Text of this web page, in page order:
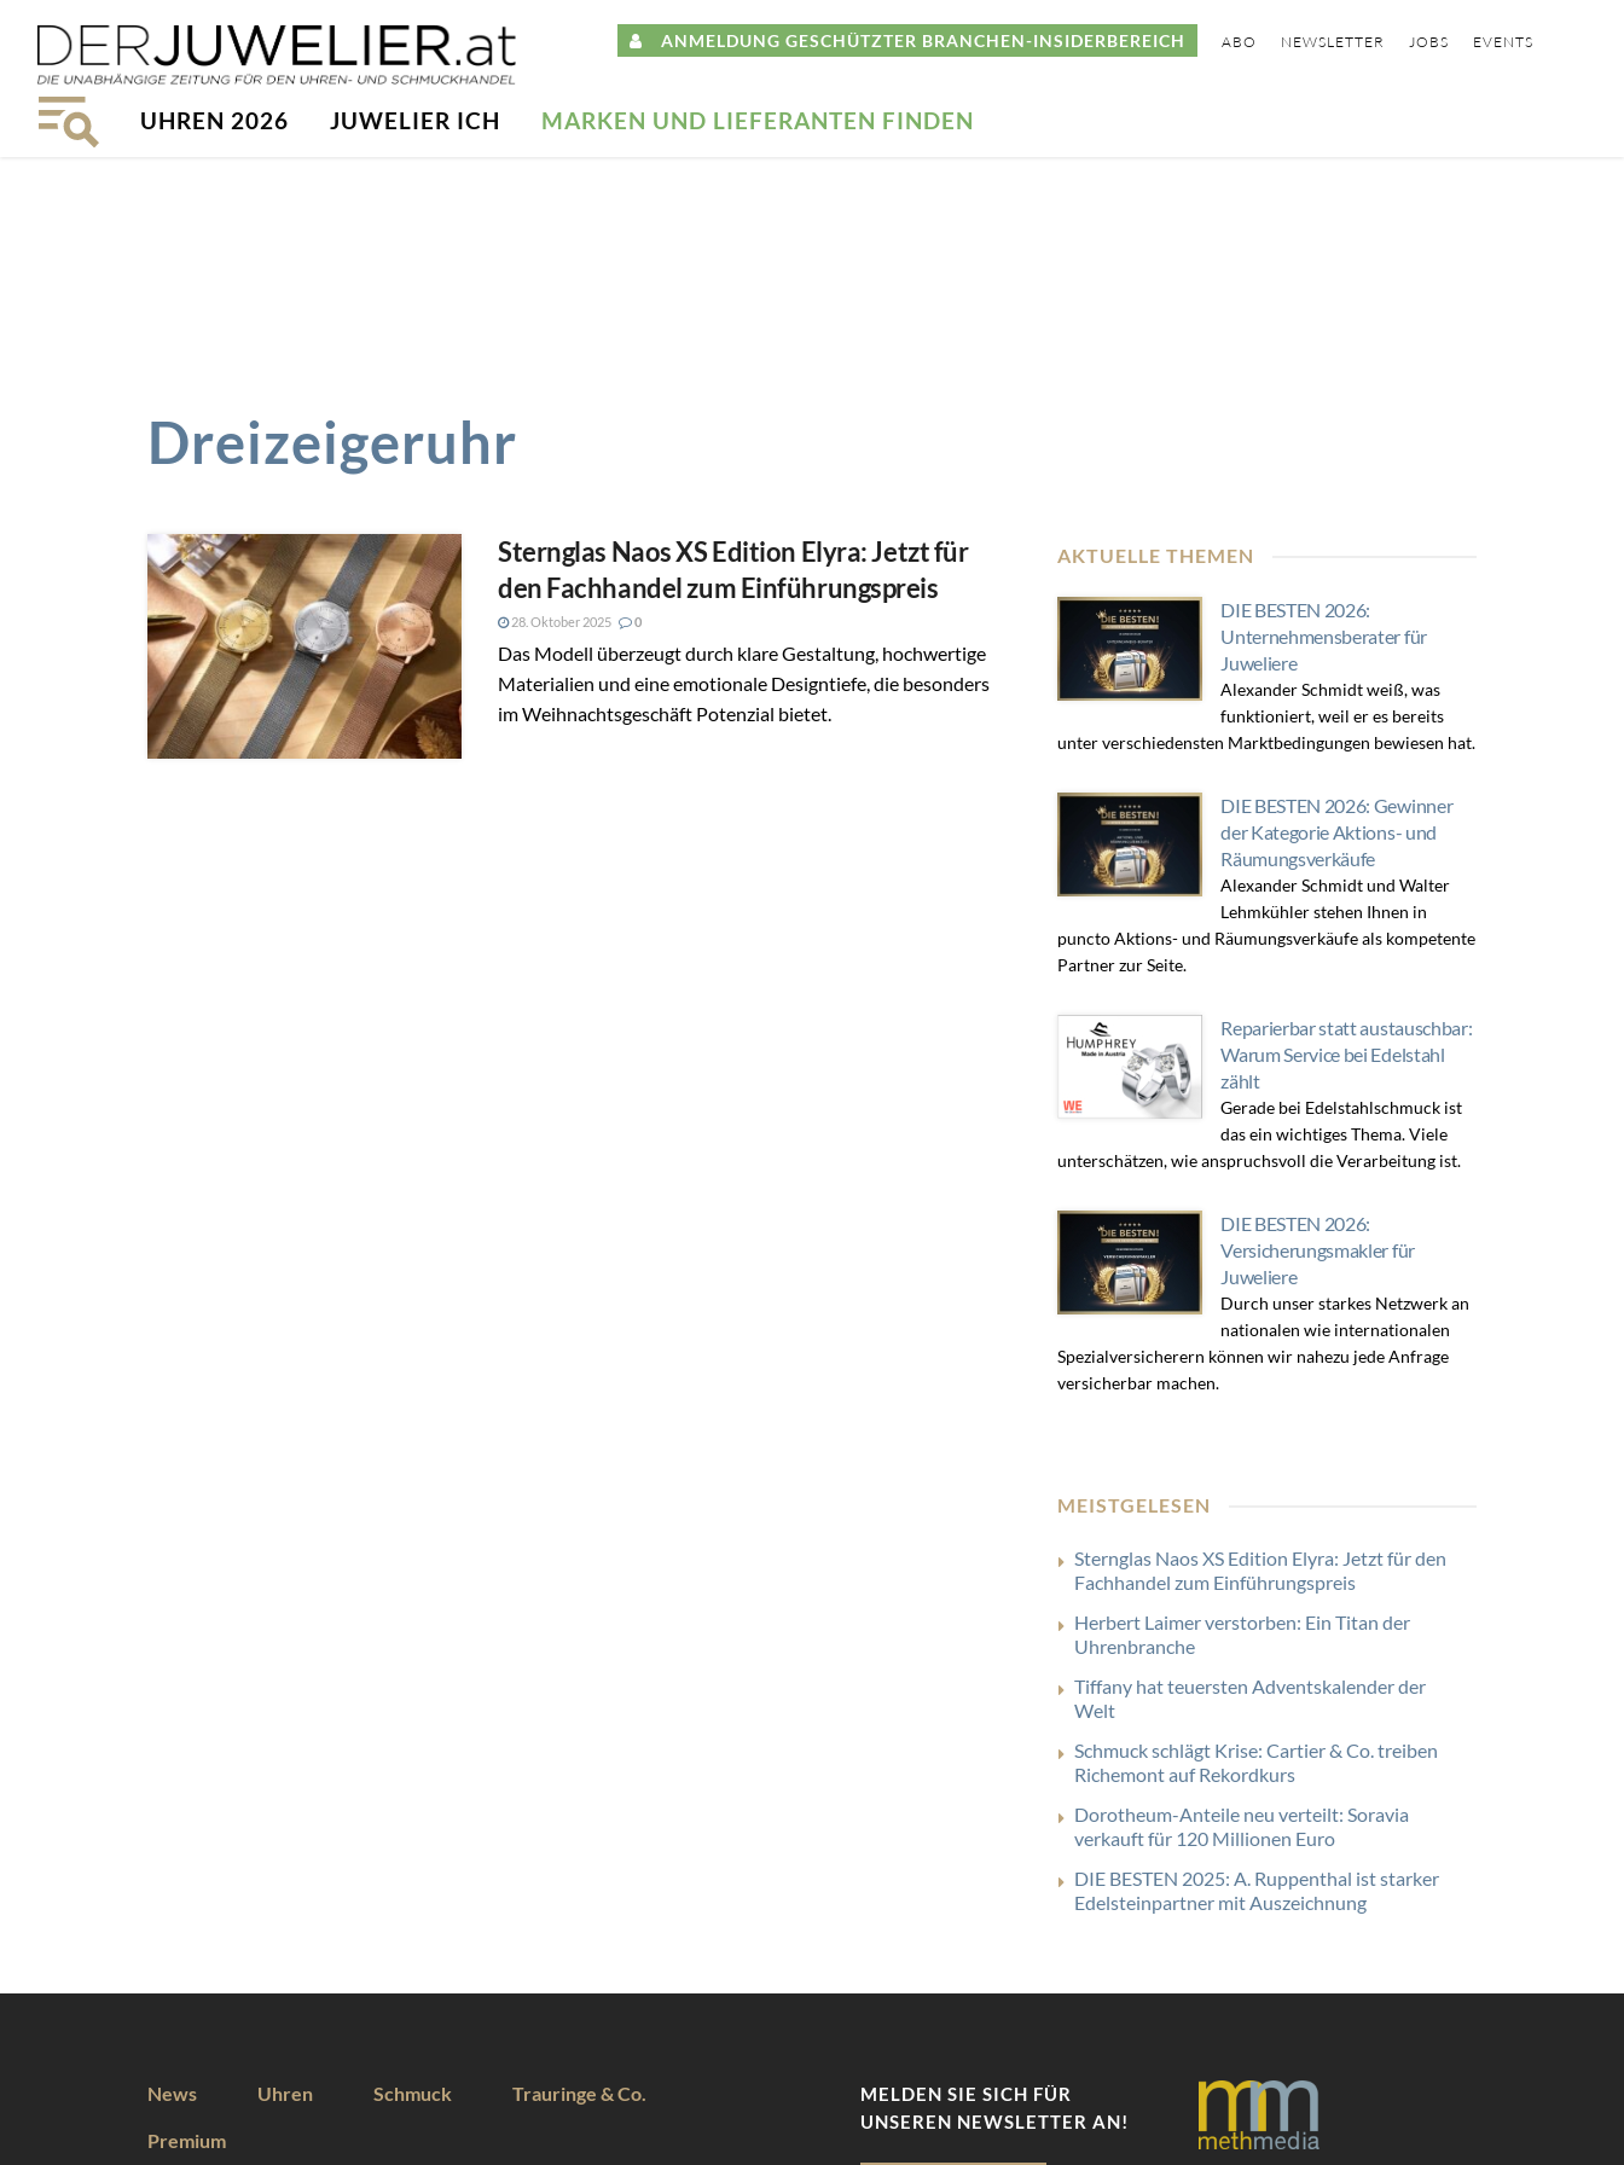
ANMELDUNG GESCHÜTZTER BRANCHEN-INSIDERBEREICH ABO NEWSLETTER JOBS EVENTS
UHREN 2026 JUWELIER ICH MARKEN UND LIEFERANTEN FINDEN
Dreizeigeruhr
Sternglas Naos XS Edition Elyra: Jetzt für
den Fachhandel zum Einführungspreis
28. Oktober 2025 0
Das Modell überzeugt durch klare Gestaltung, hochwertige
Materialien und eine emotionale Designtiefe, die besonders
im Weihnachtsgeschäft Potenzial bietet.
AKTUELLE THEMEN
DIE BESTEN 2026:
Unternehmensberater für
Juweliere
Alexander Schmidt weiß, was
funktioniert, weil er es bereits
unter verschiedensten Marktbedingungen bewiesen hat.
DIE BESTEN 2026: Gewinner
der Kategorie Aktions- und
Räumungsverkäufe
Alexander Schmidt und Walter
Lehmkühler stehen Ihnen in
puncto Aktions- und Räumungsverkäufe als kompetente
Partner zur Seite.
Reparierbar statt austauschbar:
Warum Service bei Edelstahl
zählt
Gerade bei Edelstahlschmuck ist
das ein wichtiges Thema. Viele
unterschätzen, wie anspruchsvoll die Verarbeitung ist.
DIE BESTEN 2026:
Versicherungsmakler für
Juweliere
Durch unser starkes Netzwerk an
nationalen wie internationalen
Spezialversicherern können wir nahezu jede Anfrage
versicherbar machen.
MEISTGELESEN
Sternglas Naos XS Edition Elyra: Jetzt für den
Fachhandel zum Einführungspreis
Herbert Laimer verstorben: Ein Titan der
Uhrenbranche
Tiffany hat teuersten Adventskalender der
Welt
Schmuck schlägt Krise: Cartier & Co. treiben
Richemont auf Rekordkurs
Dorotheum-Anteile neu verteilt: Soravia
verkauft für 120 Millionen Euro
DIE BESTEN 2025: A. Ruppenthal ist starker
Edelsteinpartner mit Auszeichnung
News Uhren Schmuck Trauringe & Co.
Premium
MELDEN SIE SICH FÜR
UNSEREN NEWSLETTER AN!